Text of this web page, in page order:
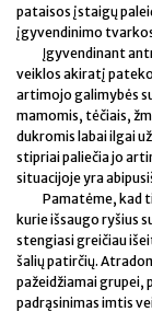
pataisos įstaigų
įgyvendinimo
Įgyvendinant
veiklos akiratį
artimojo galimybės
mamomis, tėčiais,
dukromis labai ilgai
stipriai paliečia jo
situacijoje yra
Pamatėme, kad
kurie išsaugo ryšius
stengiasi greičiau
šalių patirčių.
pažeidžiamai grupei,
padrąsinimas imtis